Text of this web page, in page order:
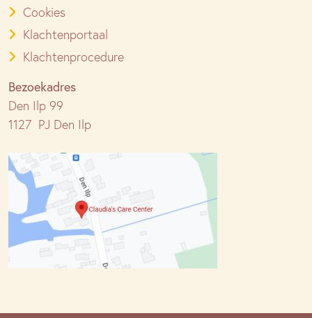
Cookies
Klachtenportaal
Klachtenprocedure
Bezoekadres
Den Ilp 99
1127 PJ Den Ilp